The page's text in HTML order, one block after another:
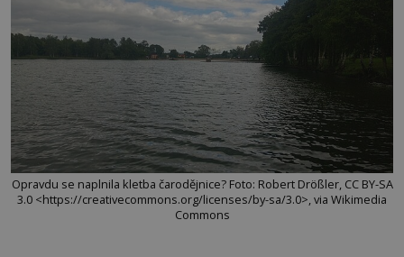
Opravdu se naplnila kletba čarodějnice? Foto: Robert Drößler, CC BY-SA
3.0 <https://creativecommons.org/licenses/by-sa/3.0>, via Wikimedia
Commons